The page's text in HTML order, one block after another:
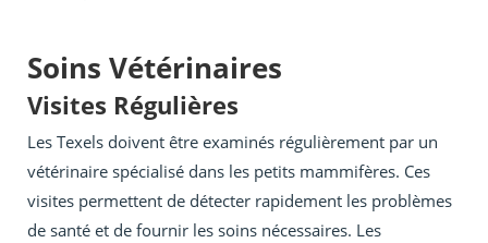
Soins Vétérinaires
Visites Régulières
Les Texels doivent être examinés régulièrement par un
vétérinaire spécialisé dans les petits mammifères. Ces
visites permettent de détecter rapidement les problèmes
de santé et de fournir les soins nécessaires. Les